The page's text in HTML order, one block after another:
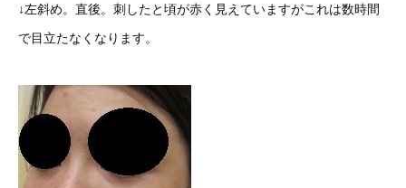
↓左斜め。直後。刺したと頃が赤く見えていますがこれは数時間
で目立たなくなります。